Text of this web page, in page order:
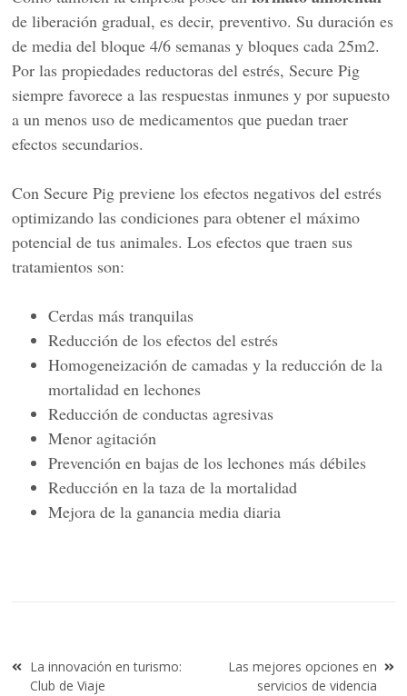
de liberación gradual, es decir, preventivo. Su duración es
de media del bloque 4/6 semanas y bloques cada 25m2.
Por las propiedades reductoras del estrés, Secure Pig
siempre favorece a las respuestas inmunes y por supuesto
a un menos uso de medicamentos que puedan traer
efectos secundarios.
Con Secure Pig previene los efectos negativos del estrés
optimizando las condiciones para obtener el máximo
potencial de tus animales. Los efectos que traen sus
tratamientos son:
Cerdas más tranquilas
Reducción de los efectos del estrés
Homogeneización de camadas y la reducción de la
mortalidad en lechones
Reducción de conductas agresivas
Menor agitación
Prevención en bajas de los lechones más débiles
Reducción en la taza de la mortalidad
Mejora de la ganancia media diaria
Navegación
de
La innovación en turismo:
Club de Viaje
Las mejores opciones en
servicios de videncia